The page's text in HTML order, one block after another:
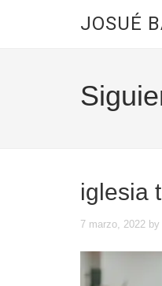
JOSUÉ
iglesia
7 marzo, 2022 by